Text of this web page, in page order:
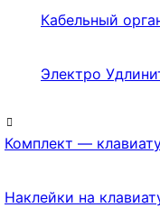
Кабельный
Электро
Комплект —
Наклейки на